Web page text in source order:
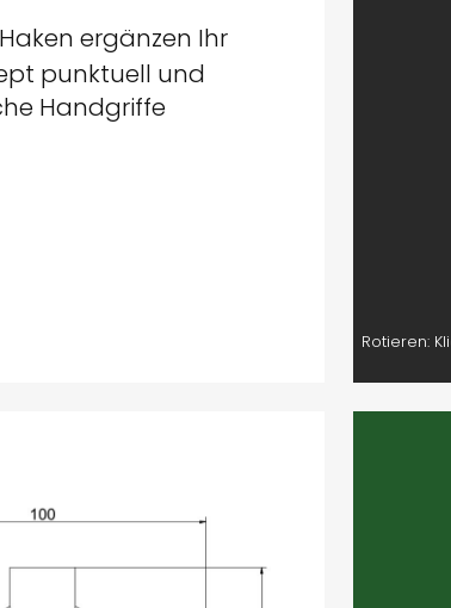
Haken ergänzen Ihr
punktuell und
Handgriffe
Rotieren: